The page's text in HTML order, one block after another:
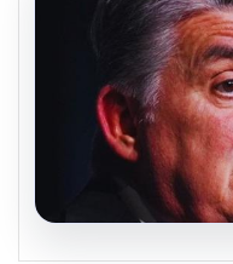
05.08.2026